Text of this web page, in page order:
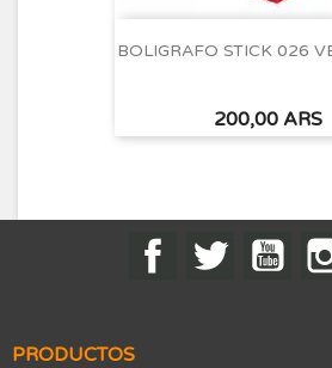
BOLIGRAFO STICK 026
Precio
200,00 ARS
FacebookTwitter
PRODUCTOS